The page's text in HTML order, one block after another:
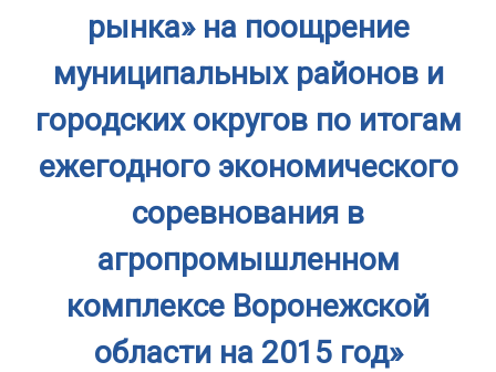
рынка» на поощрение
муниципальных районов и
городских округов по итогам
ежегодного экономического
соревнования в
агропромышленном
комплексе Воронежской
области на 2015 год»